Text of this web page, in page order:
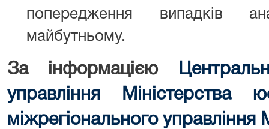
попередження випадків
майбутньому.
За інформацією
управління Міністерства
міжрегіонального управління